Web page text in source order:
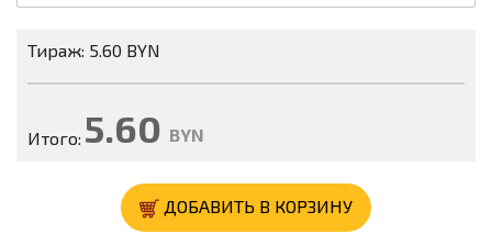
Тираж: 5.60 BYN
Итого: 5.60 BYN
ДОБАВИТЬ В КОРЗИНУ